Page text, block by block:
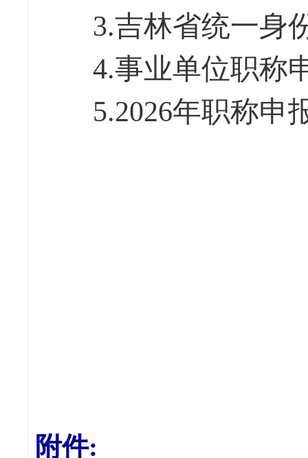
3.吉林省统一身份
4.事业单位职称申
5.2026年职称申
附件: